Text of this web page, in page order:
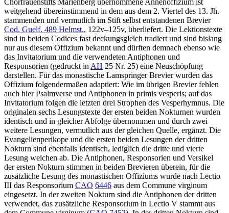
Chorfrauenstifts Marienberg übernommene Annenoffizium ist
weitgehend übereinstimmend in dem aus dem 2. Viertel des 13. Jh.
stammenden und vermutlich im Stift selbst entstandenen Brevier
Cod. Guelf. 489 Helmst., 122v–125v, überliefert. Die Lektionstexte
sind in beiden Codices fast deckungsgleich tradiert und sind bislang
nur aus diesem Offizium bekannt und dürften demnach ebenso wie
das Invitatorium und die verwendeten Antiphonen und
Responsorien (gedruckt in AH 25 Nr. 25) eine Neuschöpfung
darstellen. Für das monastische Lamspringer Brevier wurden das
Offizium folgendermaßen adaptiert: Wie im übrigen Brevier fehlen
auch hier Psalmverse und Antiphonen in primis vesperis; auf das
Invitatorium folgen die letzten drei Strophen des Vesperhymnus. Die
originalen sechs Lesungstexte der ersten beiden Nokturnen wurden
identisch und in gleicher Abfolge übernommen und durch zwei
weitere Lesungen, vermutlich aus der gleichen Quelle, ergänzt. Die
Evangelienperikope und die ersten beiden Lesungen der dritten
Nokturn sind ebenfalls identisch, lediglich die dritte und vierte
Lesung weichen ab. Die Antiphonen, Responsorien und Versikel
der ersten Nokturn stimmen in beiden Brevieren überein, für die
zusätzliche Lesung des monastischen Offiziums wurde nach Lectio
III das Responsorium CAO 6446 aus dem Commune virginum
eingesetzt. In der zweiten Nokturn sind die Antiphonen der dritten
verwendet, das zusätzliche Responsorium in Lectio V stammt aus